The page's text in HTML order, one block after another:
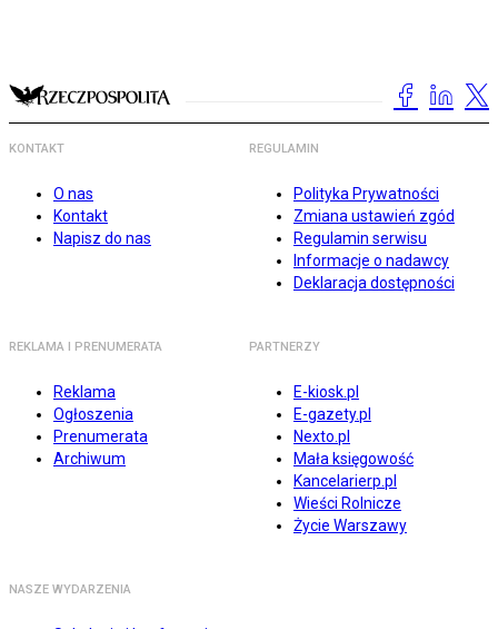
KONTAKT
O nas
Kontakt
Napisz do nas
REGULAMIN
Polityka Prywatności
Zmiana ustawień zgód
Regulamin serwisu
Informacje o nadawcy
Deklaracja dostępności
REKLAMA I PRENUMERATA
Reklama
Ogłoszenia
Prenumerata
Archiwum
PARTNERZY
E-kiosk.pl
E-gazety.pl
Nexto.pl
Mała księgowość
Kancelarierp.pl
Wieści Rolnicze
Życie Warszawy
NASZE WYDARZENIA